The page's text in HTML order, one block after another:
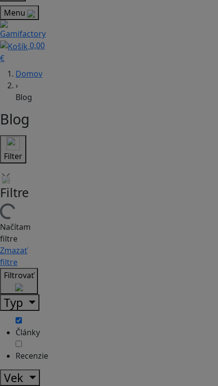
Menu
0,00
€
Domov
›
Blog
Blog
Filter
Filtre
Načítam
filtre
Zmazať
filtre
Filtrovať
Typ
Články
Recenzie
Vek